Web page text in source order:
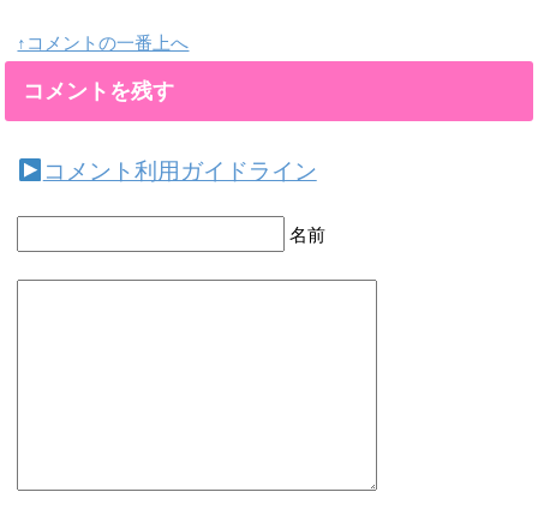
↑コメントの一番上へ
コメントを残す
コメント利用ガイドライン
名前